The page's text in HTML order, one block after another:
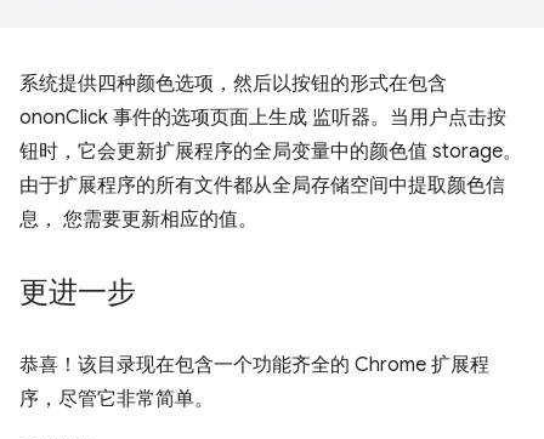
系统提供四种颜色选项，然后以按钮的形式在包含
ononClick 事件的选项页面上生成 监听器。当用户点击按
钮时，它会更新扩展程序的全局变量中的颜色值 storage。
由于扩展程序的所有文件都从全局存储空间中提取颜色信
息， 您需要更新相应的值。
更进一步
恭喜！该目录现在包含一个功能齐全的 Chrome 扩展程
序，尽管它非常简单。